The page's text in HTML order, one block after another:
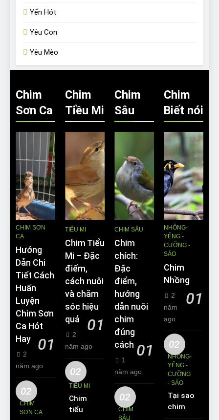
Yến Hót
Yêu Con
Yêu Mèo
Chim
Sơn Ca
CHIM SƠN
CA
Hướng
Dẫn Chi
Tiết Cách
Huấn
Luyện
Chim Sơn
Ca Hót
Hay
01
2
năm ago
02
CHIM
SƠN CA
Chim
Tiều Mi
TIỂU MI
Chim Tiểu
Mi – Đặc
điểm,
cách nuôi
và chăm
sóc hiệu
quả
01
2
năm ago
02
TIỂU MI
Chim
tiểu mi
Chim
Sâu
CHIM SÂU
Chim
chích:
Đặc
điểm,
hướng
dẫn nuôi
chim
đúng
cách 01
1
năm ago
02
CHIM
SÂU
Chim
Biết nói
NHỒNG-
YỂNG -
CƯỠNG -
SÁO
Chim
Nhồng
01
2
năm
ago
02
NHỒNG-
YỂNG -
CƯỠNG
- SÁO
Tại sao
chim
Sáo lại